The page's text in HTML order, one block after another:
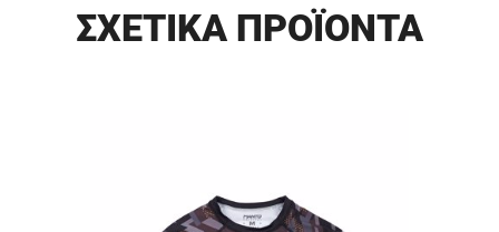
ΣΧΕΤΙΚΑ ΠΡΟΪΟΝΤΑ